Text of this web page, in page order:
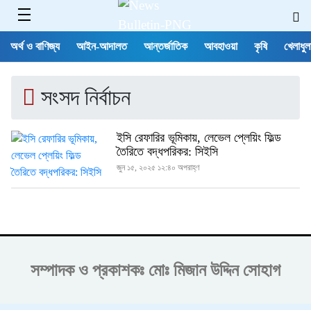
অর্থ ও বাণিজ্য আইন-আদালত আন্তর্জাতিক আবহাওয়া কৃষি
সংসদ নির্বাচন
ইসি রেফারির ভূমিকায়, লেভেল প্লেয়িং ফিল্ড
তৈরিতে বদ্ধপরিকর: সিইসি
জুন ১৫, ২০২৫ ১২:৪০ অপরাহ্ণ
সম্পাদক ও প্রকাশকঃ মোঃ মিজান উদ্দিন সোহাগ